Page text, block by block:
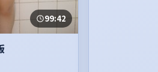
99:42